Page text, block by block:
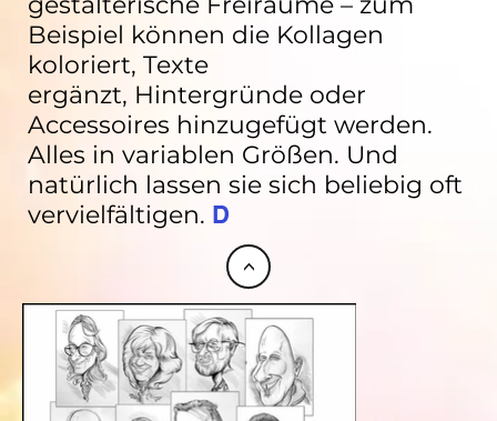
Beispiel können die Kollagen
koloriert, Texte
ergänzt, Hintergründe oder
Accessoires hinzugefügt werden.
Alles in variablen Größen. Und
natürlich lassen sie sich beliebig oft
vervielfältigen. D
<